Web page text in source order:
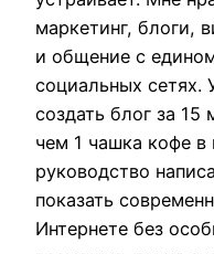
маркетинг, блоги,
и общение с
социальных сетях.
создать блог за
чем 1 чашка кофе в
руководство
показать
Интернете без